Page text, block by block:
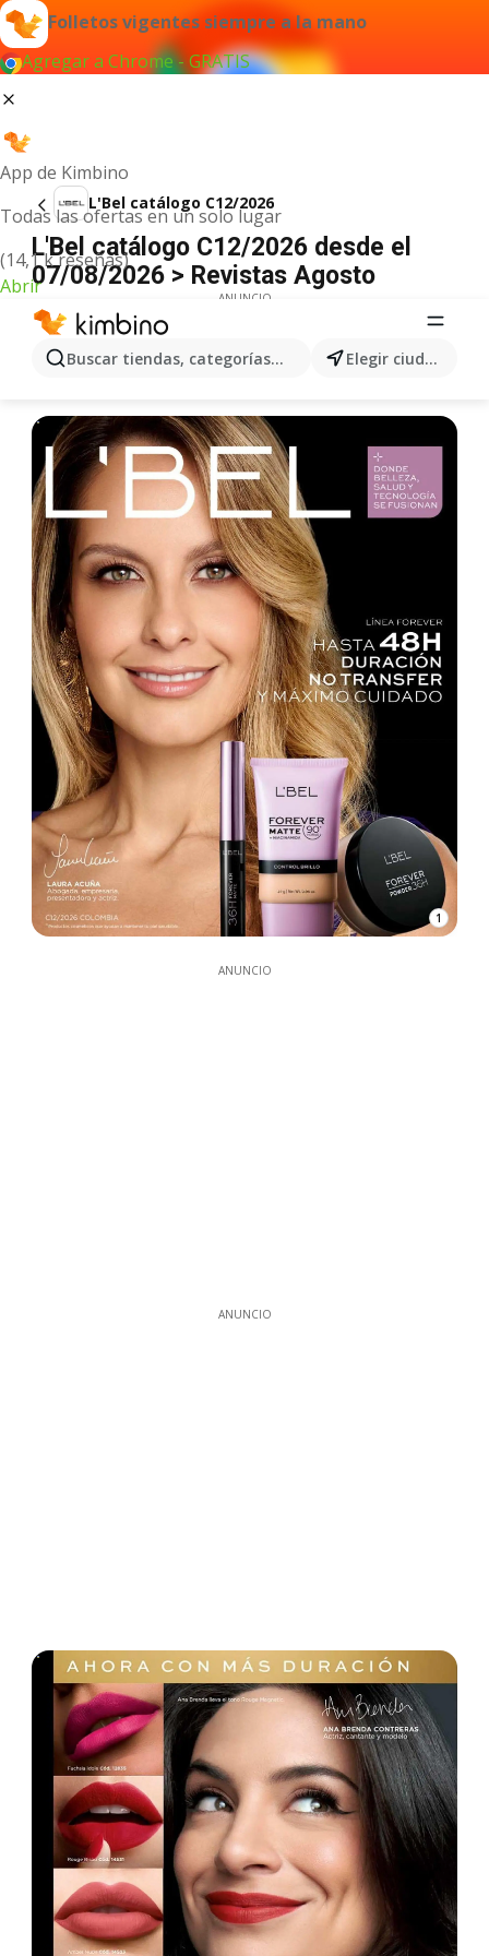
Folletos vigentes siempre a la mano
Agregar a Chrome - GRATIS
App de Kimbino
Todas las ofertas en un solo lugar
(14,1 k reseñas)
Abrir
Buscar tiendas, categorías, productos... Elegir ciudad
L'Bel catálogo C12/2026
L'Bel catálogo C12/2026 desde el
07/08/2026 > Revistas Agosto
ANUNCIO
1
ANUNCIO
ANUNCIO